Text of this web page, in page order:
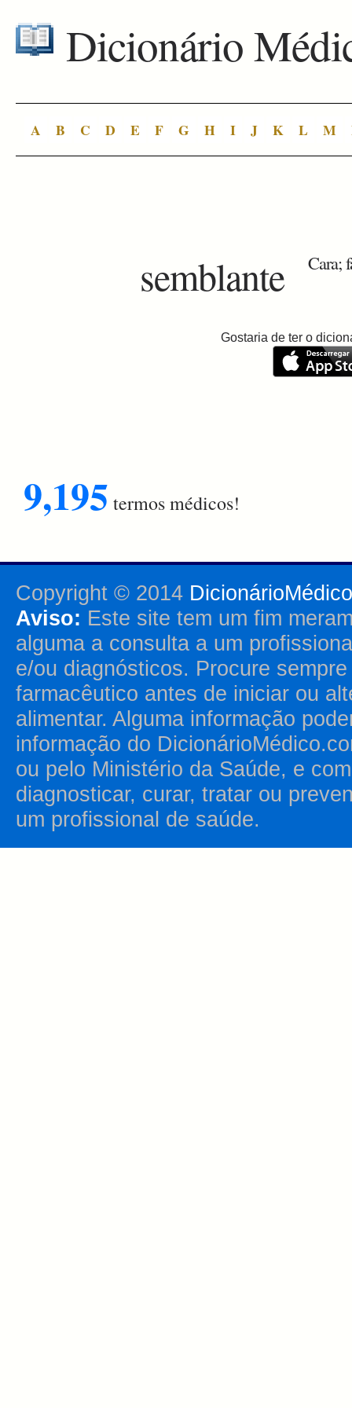
Dicionário
A B C D E F G H I J K L M
semblante Cara;
Gostaria de ter o
9,195 termos médicos!
Copyright © 2014
Aviso: Este site tem um fim
alguma a consulta a um
e/ou diagnósticos. Procure
farmacêutico antes de iniciar ou
alimentar. Alguma informação
informação do
ou pelo Ministério da Saúde, e
diagnosticar, curar, tratar ou
um profissional de saúde.